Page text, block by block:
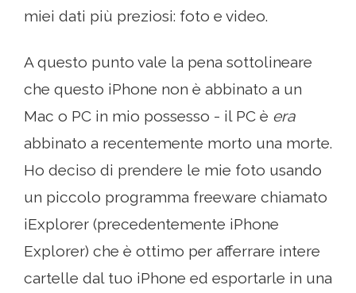
miei dati più preziosi: foto e video.
A questo punto vale la pena sottolineare
che questo iPhone non è abbinato a un
Mac o PC in mio possesso - il PC è era
abbinato a recentemente morto una morte.
Ho deciso di prendere le mie foto usando
un piccolo programma freeware chiamato
iExplorer (precedentemente iPhone
Explorer) che è ottimo per afferrare intere
cartelle dal tuo iPhone ed esportarle in una